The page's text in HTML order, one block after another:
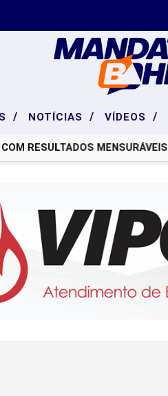
/ NOTÍCIAS / VÍDEOS /
RESULTADOS MENSURÁVEIS